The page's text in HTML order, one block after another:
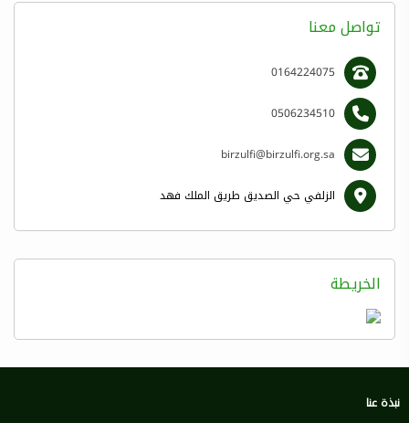
تواصل معنا
0164224075
0506234510
birzulfi@birzulfi.org.sa
الزلفي حي الصديق طريق الملك فهد
الخريطة
نبذة عنا